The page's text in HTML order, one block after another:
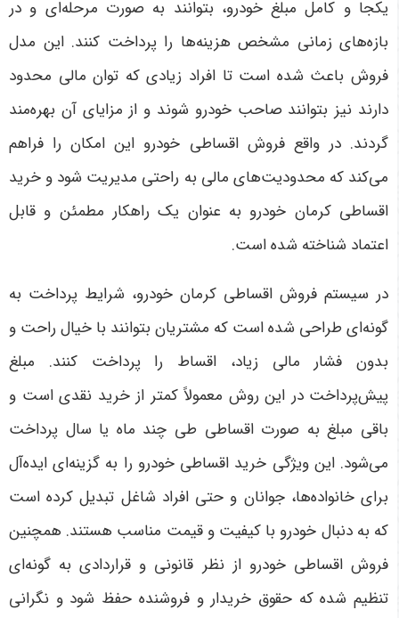
یکجا و کامل مبلغ خودرو، بتوانند به صورت مرحله‌ای و در
بازه‌های زمانی مشخص هزینه‌ها را پرداخت کنند. این مدل
فروش باعث شده است تا افراد زیادی که توان مالی محدود
دارند نیز بتوانند صاحب خودرو شوند و از مزایای آن بهره‌مند
گردند. در واقع فروش اقساطی خودرو این امکان را فراهم
می‌کند که محدودیت‌های مالی به راحتی مدیریت شود و خرید
اقساطی کرمان خودرو به عنوان یک راهکار مطمئن و قابل
اعتماد شناخته شده است.
در سیستم فروش اقساطی کرمان خودرو، شرایط پرداخت به
گونه‌ای طراحی شده است که مشتریان بتوانند با خیال راحت و
بدون فشار مالی زیاد، اقساط را پرداخت کنند. مبلغ
پیش‌پرداخت در این روش معمولاً کمتر از خرید نقدی است و
باقی مبلغ به صورت اقساطی طی چند ماه یا سال پرداخت
می‌شود. این ویژگی خرید اقساطی خودرو را به گزینه‌ای ایده‌آل
برای خانواده‌ها، جوانان و حتی افراد شاغل تبدیل کرده است
که به دنبال خودرو با کیفیت و قیمت مناسب هستند. همچنین
فروش اقساطی خودرو از نظر قانونی و قراردادی به گونه‌ای
تنظیم شده که حقوق خریدار و فروشنده حفظ شود و نگرانی